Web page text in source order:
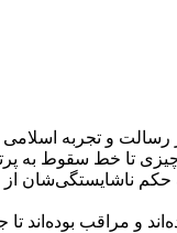
و تجربه اسلامی
سقوط به پرتگاه
ناشایستگی‌شان از
و مراقب بوده‌اند تا